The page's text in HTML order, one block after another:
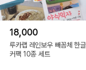
18,000
루카랩 레인보우 빼꼼체 한
커팩 10종 세트